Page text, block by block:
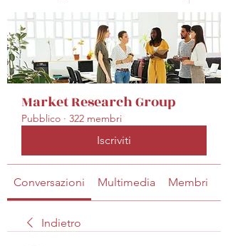
Market Research Group
Pubblico · 322 membri
Iscriviti
Conversazioni Multimedia Membri
Indietro